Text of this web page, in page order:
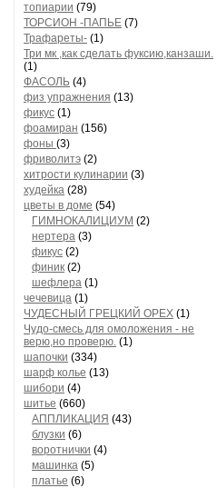
топиарии (79)
ТОРСИОН -ПАПЬЕ (7)
Трафареты- (1)
Три мк ,как сделать фуксию,канзаши.
(1)
ФАСОЛЬ (4)
физ упражнения (13)
фикус (1)
фоамиран (156)
фоны (3)
фриволитэ (2)
хитрости кулинарии (3)
худейка (28)
цветы в доме (54)
ГИМНОКАЛИЦИУМ (2)
нертера (3)
фикус (2)
финик (2)
шефлера (1)
чечевица (1)
ЧУДЕСНЫЙ ГРЕЦКИЙ ОРЕХ (1)
Чудо-смесь для омоложения - не
верю,но проверю. (1)
шапочки (334)
шарф колье (13)
шибори (4)
шитье (660)
АППЛИКАЦИЯ (43)
блузки (6)
воротнички (4)
машинка (5)
платье (6)